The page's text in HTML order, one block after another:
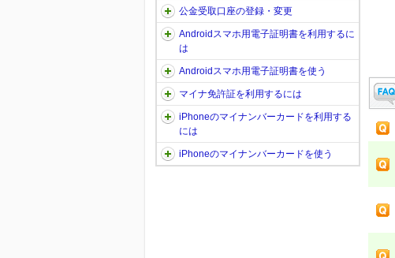
公金受取口座の登録・変更
Androidスマホ用電子証明書を利用するに
は
Androidスマホ用電子証明書を使う
マイナ免許証を利用するには
iPhoneのマイナンバーカードを利用する
には
iPhoneのマイナンバーカードを使う